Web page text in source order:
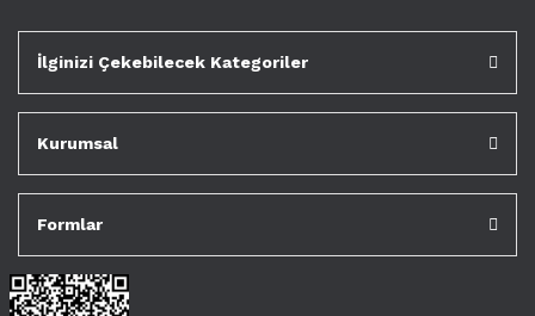
İlginizi Çekebilecek Kategoriler
Kurumsal
Formlar